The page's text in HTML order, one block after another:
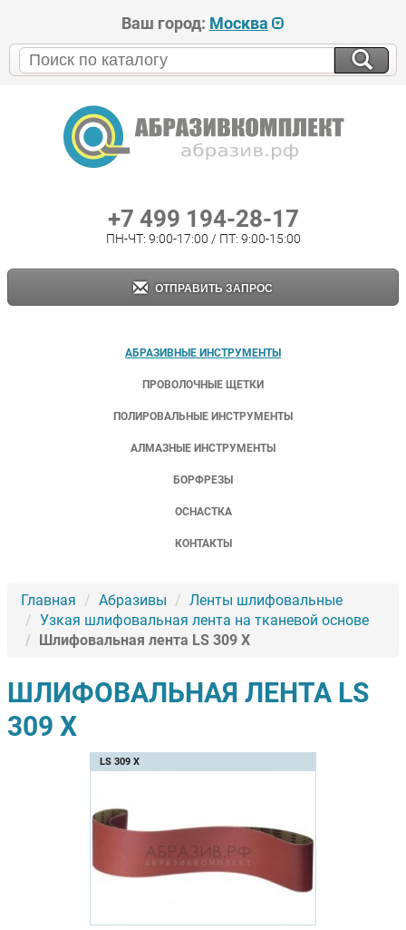
Ваш город: Москва
+7 499 194-28-17
ПН-ЧТ: 9:00-17:00 / ПТ: 9:00-15:00
ОТПРАВИТЬ ЗАПРОС
АБРАЗИВНЫЕ ИНСТРУМЕНТЫ
ПРОВОЛОЧНЫЕ ЩЕТКИ
ПОЛИРОВАЛЬНЫЕ ИНСТРУМЕНТЫ
АЛМАЗНЫЕ ИНСТРУМЕНТЫ
БОРФРЕЗЫ
ОСНАСТКА
КОНТАКТЫ
Главная Абразивы
Ленты шлифовальные
Узкая шлифовальная лента на тканевой основе
Шлифовальная лента LS 309 X
ШЛИФОВАЛЬНАЯ ЛЕНТА LS
309 X
LS 309 X